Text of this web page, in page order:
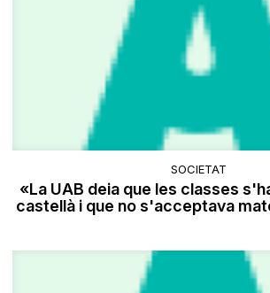
SOCIETAT
«La UAB deia que les classes
castellà i que no s'acceptava